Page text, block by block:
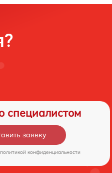
специалистом
заявку
политикой конфиденциальности